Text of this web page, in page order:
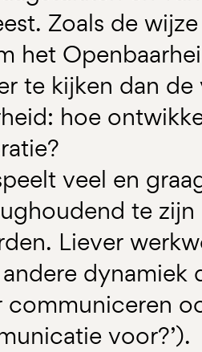
Zoals de
het
te kijken dan
hoe
veel en
te
Liever
dynamiek
voor?’).